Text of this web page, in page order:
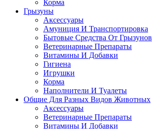
Корма
Грызуны
Аксессуары
Амуниция И Транспортировка
Бытовые Средства От Грызунов
Ветеринарные Препараты
Витамины И Добавки
Гигиена
Игрушки
Корма
Наполнители И Туалеты
Общие Для Разных Видов Животных
Аксессуары
Ветеринарные Препараты
Витамины И Добавки